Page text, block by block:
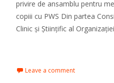
privire de ansamblu pentru
copiii cu PWS Din partea
Clinic și Științific al Organizației
Leave a comment